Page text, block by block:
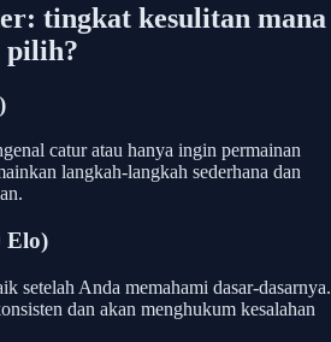
tingkat kesulitan mana
pilih?
catur atau hanya ingin permainan
langkah-langkah sederhana dan
Elo)
setelah Anda memahami dasar-dasarnya.
dan akan menghukum kesalahan